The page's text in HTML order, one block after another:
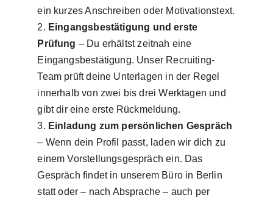
ein kurzes Anschreiben oder Motivationstext.
Eingangsbestätigung und erste
Prüfung – Du erhältst zeitnah eine
Eingangsbestätigung. Unser Recruiting-
Team prüft deine Unterlagen in der Regel
innerhalb von zwei bis drei Werktagen und
gibt dir eine erste Rückmeldung.
Einladung zum persönlichen Gespräch
– Wenn dein Profil passt, laden wir dich zu
einem Vorstellungsgespräch ein. Das
Gespräch findet in unserem Büro in Berlin
statt oder – nach Absprache – auch per